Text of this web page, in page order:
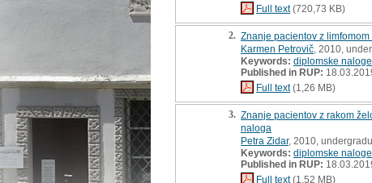
Full text(720,73 KB)
2. Znanje pacientov z
Karmen Petrovič , 2010,
Keywords: diplomske naloge
Published in RUP:
Full text(1,26 MB)
3. Znanje pacientov z rakom
naloga
Petra Zidar, 2010,
Keywords: diplomske naloge
Published in RUP:
Full text(1,52 MB)